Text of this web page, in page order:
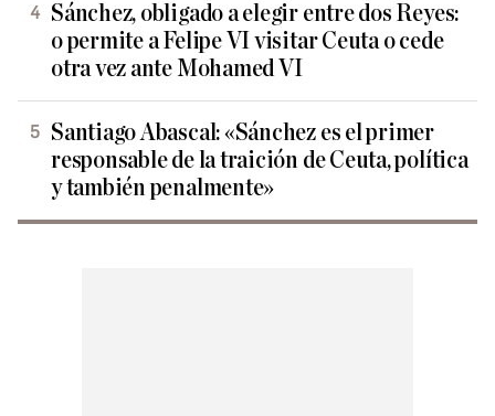
Sánchez, obligado a elegir entre dos Reyes:
o permite a Felipe VI visitar Ceuta o cede
otra vez ante Mohamed VI
Santiago Abascal: «Sánchez es el primer
responsable de la traición de Ceuta, política
y también penalmente»